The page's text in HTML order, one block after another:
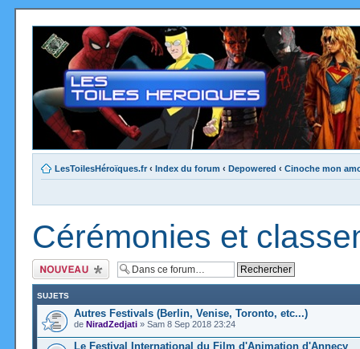
LesToilesHéroïques.fr ‹ Index du forum ‹ Depowered ‹ Cinoche mon
Cérémonies et
Ecrire un nouveau
sujet
SUJETS
Autres Festivals (Berlin, Venise, Toronto, etc...)
de NiradZedjati » Sam 8 Sep 2018 23:24
Le Festival International du Film d'Animation d'Annecy